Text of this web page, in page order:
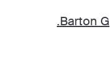
Barton G.